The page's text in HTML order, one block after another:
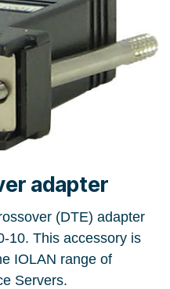
adapter
(DTE) adapter
10. This accessory is
IOLAN range of
Servers.